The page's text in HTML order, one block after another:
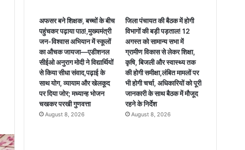
अफसर बने शिक्षक, बच्चों के बीच
पहुंचकर पढ़ाया पाठ!,मुख्यमंत्री
जन-विश्वास अभियान में स्कूलों
का औचक जायजा—एडीशनल
सीईओ अनुराग मोदी ने विद्यार्थियों
से किया सीधा संवाद,पढ़ाई के
साथ योग, व्यायाम और खेलकूद
पर दिया जोर; मध्यान्ह भोजन
चखकर परखी गुणवत्ता
August 8, 2026
जिला पंचायत की बैठक में होगी
विभागों की बड़ी पड़ताल! 12
अगस्त को सामान्य सभा में
ग्रामीण विकास से लेकर शिक्षा,
कृषि, बिजली और स्वास्थ्य तक
की होगी समीक्षा,लंबित मामलों पर
भी होगी चर्चा, अधिकारियों को पूरी
जानकारी के साथ बैठक में मौजूद
रहने के निर्देश
August 8, 2026